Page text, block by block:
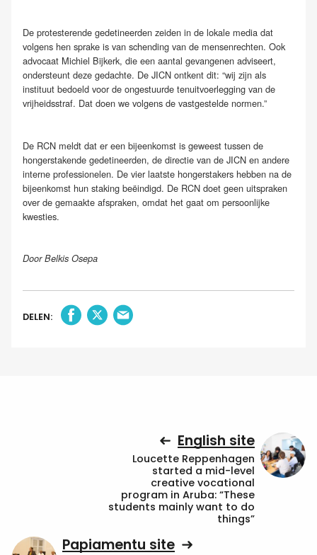
De protesterende gedetineerden zeiden in de lokale media dat
volgens hen sprake is van schending van de mensenrechten. Ook
advocaat Michiel Bijkerk, die een aantal gevangenen adviseert,
ondersteunt deze gedachte. De JICN ontkent dit: “wij zijn als
instituut bedoeld voor de ongestuurde tenuitvoerlegging van de
vrijheidsstraf. Dat doen we volgens de vastgestelde normen.”
De RCN meldt dat er een bijeenkomst is geweest tussen de
hongerstakende gedetineerden, de directie van de JICN en andere
interne professionelen. De vier laatste hongerstakers hebben na de
bijeenkomst hun staking beëindigd. De RCN doet geen uitspraken
over de gemaakte afspraken, omdat het gaat om persoonlijke
kwesties.
Door Belkis Osepa
DELEN:
English site
Loucette Reppenhagen
started a mid-level
creative vocational
program in Aruba: “These
students mainly want to do
things”
Papiamentu site